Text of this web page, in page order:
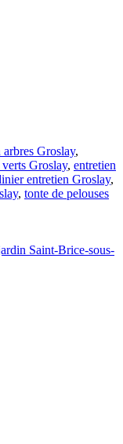
arbres Groslay,
verts Groslay, entretien
entretien Groslay,
, tonte de pelouses
Saint-Brice-sous-